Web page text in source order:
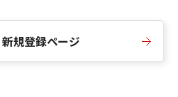
規登録ページ